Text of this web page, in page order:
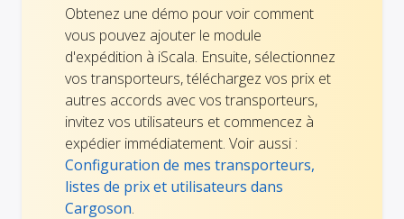
Obtenez une démo pour voir comment
vous pouvez ajouter le module
d'expédition à iScala. Ensuite, sélectionnez
vos transporteurs, téléchargez vos prix et
autres accords avec vos transporteurs,
invitez vos utilisateurs et commencez à
expédier immédiatement. Voir aussi :
Configuration de mes transporteurs,
listes de prix et utilisateurs dans
Cargoson.